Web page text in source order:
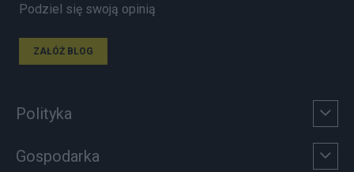
Podziel się swoją opinią
ZAŁÓŻ BLOG
Polityka
Gospodarka